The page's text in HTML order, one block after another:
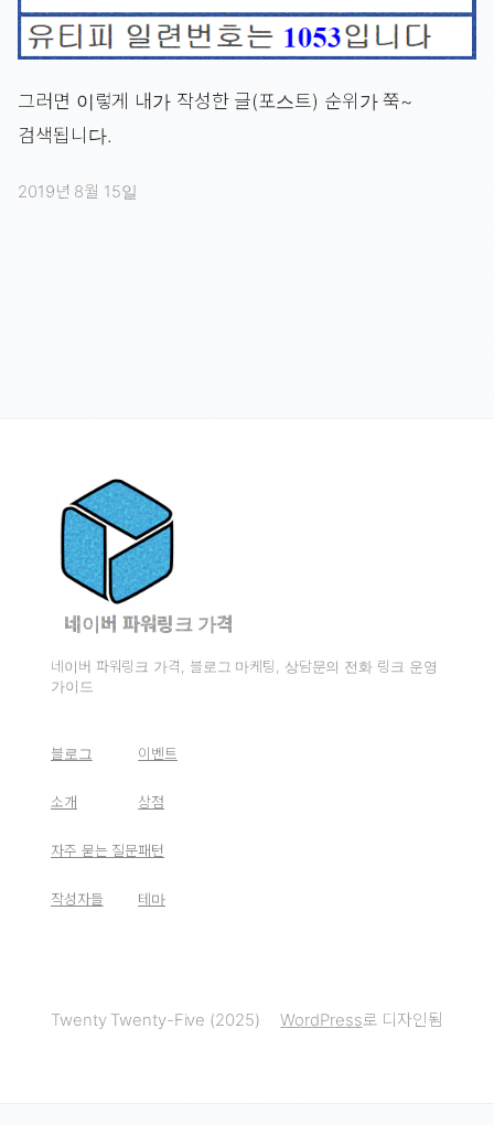
그러면 이렇게 내가 작성한 글(포스트) 순위가 쭉~
검색됩니다.
2019년 8월 15일
네이버 파워링크 가격
네이버 파워링크 가격, 블로그 마케팅, 상담문의 전화 링크 운영
가이드
블로그
소개
자주 묻는 질문
작성자들
이벤트
상점
패턴
테마
Twenty Twenty-Five (2025) WordPress로 디자인됨